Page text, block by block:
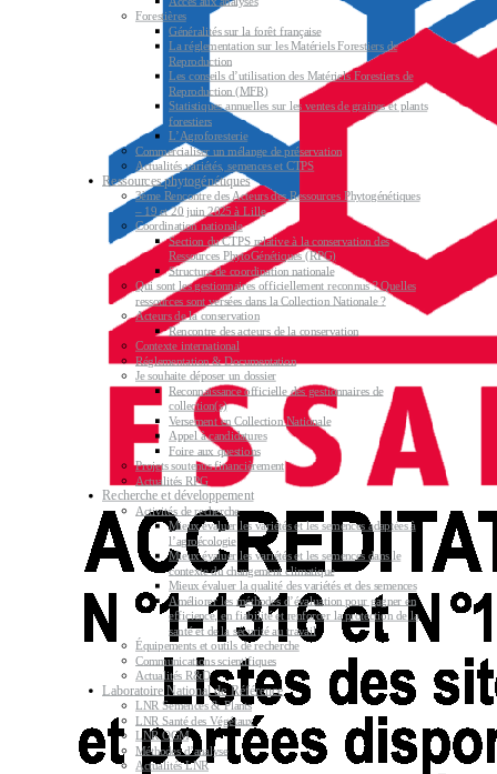
Forestières
Généralités sur la forêt française
La réglementation sur les Matériels Forestiers de
Reproduction
Les conseils d’utilisation des Matériels Forestiers de
Reproduction (MFR)
Statistiques annuelles sur les ventes de graines et plants
forestiers
L’Agroforesterie
Commercialiser un mélange de préservation
Actualités variétés, semences et CTPS
Ressources phytogénétiques
3ème Rencontre des Acteurs des Ressources Phytogénétiques
– 19 et 20 juin 2025 à Lille
Coordination nationale
Section du CTPS relative à la conservation des
Ressources PhytoGénétiques (RPG)
Structure de coordination nationale
Qui sont les gestionnaires officiellement reconnus ? Quelles
ressources sont versées dans la Collection Nationale ?
Acteurs de la conservation
Rencontre des acteurs de la conservation
Contexte international
Réglementation & Documentation
Je souhaite déposer un dossier
Reconnaissance officielle des gestionnaires de
collection(s)
Versement en Collection Nationale
Appel à candidatures
Foire aux questions
Projets soutenus financièrement
Actualités RPG
Recherche et développement
Activités de recherche
Mieux évaluer les variétés et les semences adaptées à
l’agroécologie
Mieux évaluer les variétés et les semences dans le
contexte du changement climatique
Mieux évaluer la qualité des variétés et des semences
Améliorer les méthodes d’évaluation pour gagner en
efficience, en fiabilité et renforcer la protection de la
santé et de la sécurité au travail
Équipements et outils de recherche
Communications scientifiques
Actualités R&D
Laboratoire National de Référence
LNR Semences & Plants
LNR Santé des Végétaux
LNR OGM
Méthodes d’analyse
Actualités LNR